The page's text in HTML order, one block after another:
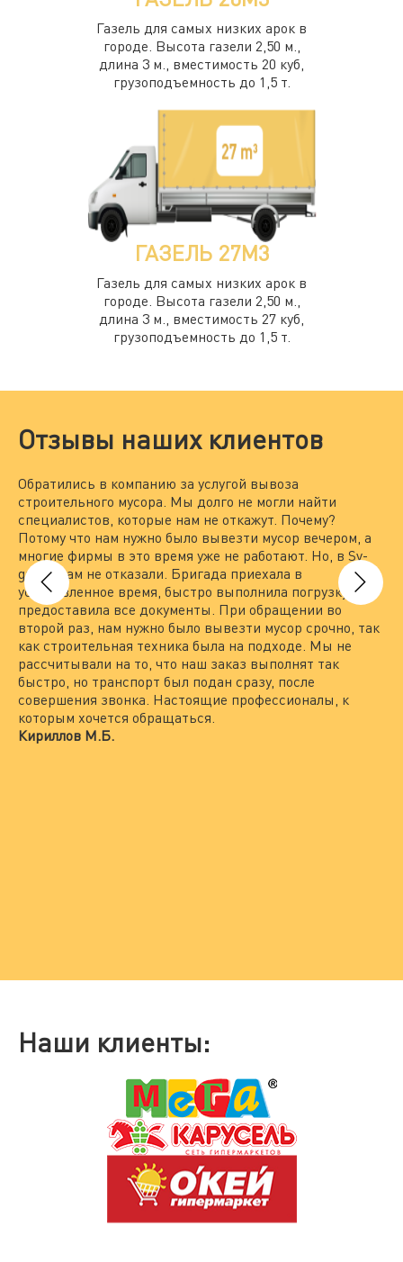
Газель для самых низких арок в
городе. Высота газели 2,50 м.,
длина 3 м., вместимость 20 куб,
грузоподъемность до 1,5 т.
ГАЗЕЛЬ 27М3
Газель для самых низких арок в
городе. Высота газели 2,50 м.,
длина 3 м., вместимость 27 куб,
грузоподъемность до 1,5 т.
Отзывы наших клиентов
Обратились в компанию за услугой вывоза
строительного мусора. Мы долго не могли найти
специалистов, которые нам не откажут. Почему?
Потому что нам нужно было вывезти мусор вечером, а
многие фирмы в это время уже не работают. Но, в Sv-
group нам не отказали. Бригада приехала в
установленное время, быстро выполнила погрузку и
предоставила все документы. При обращении во
второй раз, нам нужно было вывезти мусор срочно, так
как строительная техника была на подходе. Мы не
рассчитывали на то, что наш заказ выполнят так
быстро, но транспорт был подан сразу, после
совершения звонка. Настоящие профессионалы, к
которым хочется обращаться.
Кириллов М.Б.
Наши клиенты: